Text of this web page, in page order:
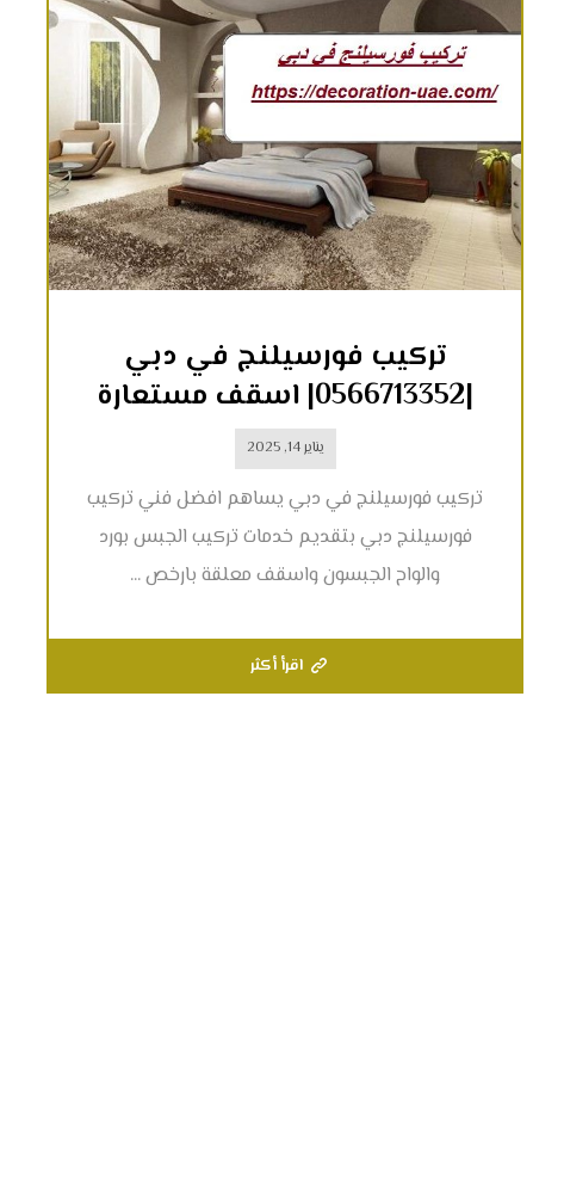
تركيب فورسيلنج في دبي
|0566713352| اسقف مستعارة
يناير 14, 2025
تركيب فورسيلنج في دبي يساهم افضل فني تركيب
فورسيلنج دبي بتقديم خدمات تركيب الجبس بورد
والواح الجبسون واسقف معلقة بارخص ...
اقرأ أكثر